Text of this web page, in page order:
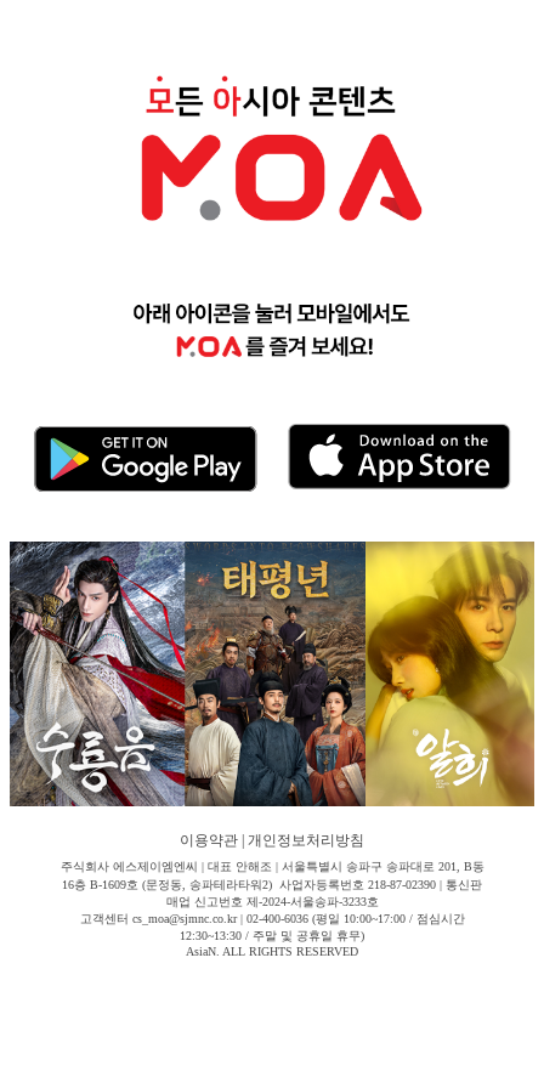
이용약관 개인정보처리방침
주식회사 에스제이엠엔씨 | 대표 안해조 | 서울특별시 송파구 송파대로 201, B동
16층 B-1609호 (문정동, 송파테라타워2) 사업자등록번호 218-87-02390 | 통신판
매업 신고번호 제-2024-서울송파-3233호
고객센터 cs_moa@sjmnc.co.kr | 02-400-6036 (평일 10:00~17:00 / 점심시간
12:30~13:30 / 주말 및 공휴일 휴무)
AsiaN. ALL RIGHTS RESERVED